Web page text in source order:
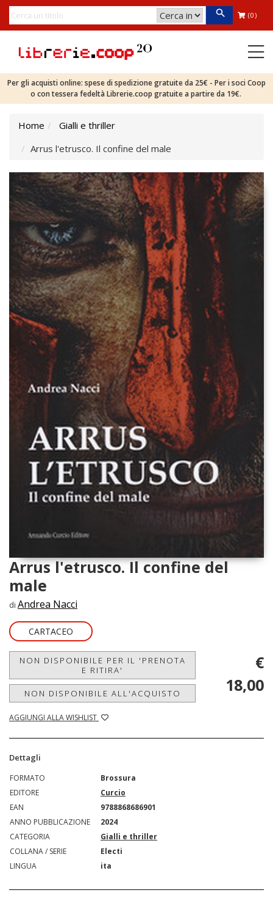
(0)
Per gli acquisti online: spese di spedizione gratuite da 25€ - Per i soci Coop
o con tessera fedeltà Librerie.coop gratuite a partire da 19€.
Home
Gialli e thriller
Arrus l'etrusco. Il confine del male
Arrus l'etrusco. Il confine del
male
di Andrea Nacci
CARTACEO
NON DISPONIBILE PER IL 'PRENOTA
E RITIRA'
NON DISPONIBILE ALL'ACQUISTO
AGGIUNGI ALLA WISHLIST
€
18,00
Dettagli
FORMATO
Brossura
EDITORE
Curcio
EAN
9788868686901
ANNO PUBBLICAZIONE
2024
CATEGORIA
Gialli e thriller
COLLANA / SERIE
Electi
LINGUA
ita